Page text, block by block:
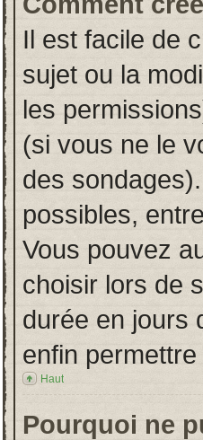
Il est facile de
sujet ou la
les
(si vous ne le
des
possibles,
Vous pouvez
choisir lors de
durée en jours
enfin
Haut
Pourquoi ne